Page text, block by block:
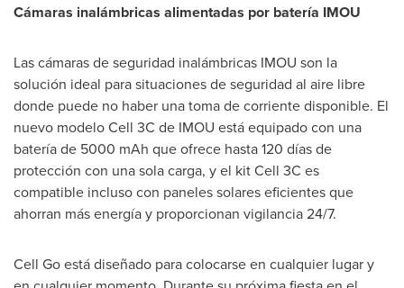
Cámaras inalámbricas alimentadas por batería IMOU
Las cámaras de seguridad inalámbricas IMOU son la
solución ideal para situaciones de seguridad al aire libre
donde puede no haber una toma de corriente disponible. El
nuevo modelo Cell 3C de IMOU está equipado con una
batería de 5000 mAh que ofrece hasta 120 días de
protección con una sola carga, y el kit Cell 3C es
compatible incluso con paneles solares eficientes que
ahorran más energía y proporcionan vigilancia 24/7.
Cell Go está diseñado para colocarse en cualquier lugar y